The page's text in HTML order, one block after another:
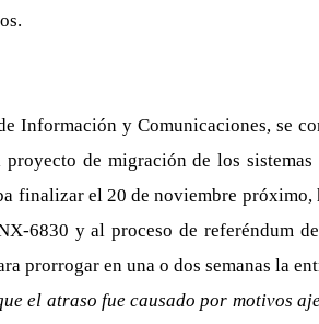
Información y Comunicaciones, se
de migración de los
el 20 de noviembre próximo,
6830 y al proceso de referéndum
prorrogar en una o dos semanas la
el atraso fue causado por motivos